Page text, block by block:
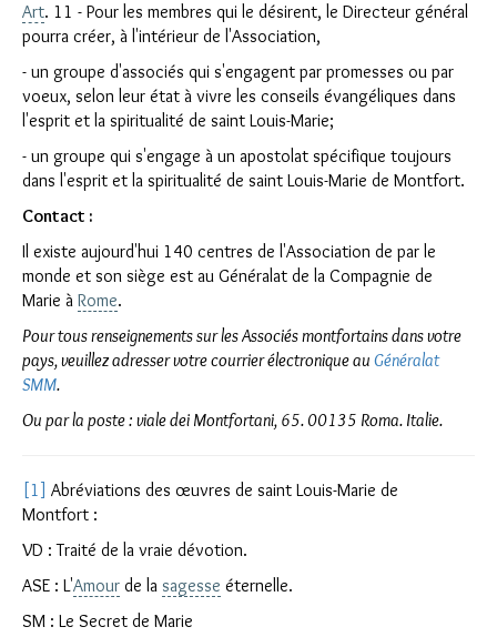
Art. 11 - Pour les membres qui le désirent, le Directeur général
pourra créer, à l'intérieur de l'Association,
- un groupe d'associés qui s'engagent par promesses ou par
voeux, selon leur état à vivre les conseils évangéliques dans
l'esprit et la spiritualité de saint Louis-Marie;
- un groupe qui s'engage à un apostolat spécifique toujours
dans l'esprit et la spiritualité de saint Louis-Marie de Montfort.
Contact :
Il existe aujourd'hui 140 centres de l'Association de par le
monde et son siège est au Généralat de la Compagnie de
Marie à Rome.
Pour tous renseignements sur les Associés montfortains dans votre
pays, veuillez adresser votre courrier électronique au Généralat
SMM.
Ou par la poste : viale dei Montfortani, 65. 00135 Roma. Italie.
[1] Abréviations des œuvres de saint Louis-Marie de
Montfort :
VD : Traité de la vraie dévotion.
ASE : L'Amour de la sagesse éternelle.
SM : Le Secret de Marie